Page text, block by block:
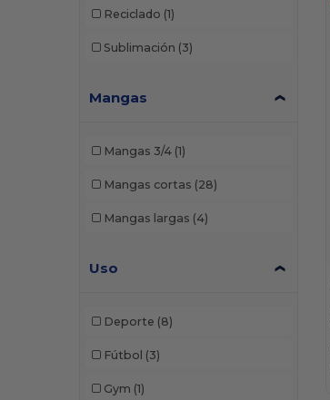
Reciclado (1)
Sublimación (3)
Mangas
Mangas 3/4 (1)
Mangas cortas (28)
Mangas largas (4)
Uso
Deporte (8)
Fútbol (3)
Gym (1)